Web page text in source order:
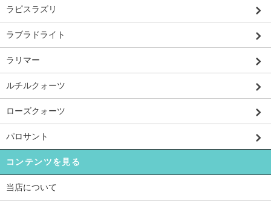
ラピスラズリ
ラブラドライト
ラリマー
ルチルクォーツ
ローズクォーツ
パロサント
コンテンツを見る
当店について